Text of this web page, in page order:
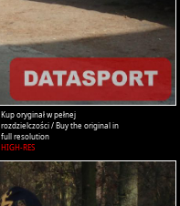
Kup oryginał w pełnej
rozdzielczości / Buy the original in
full resolution
HIGH-RES